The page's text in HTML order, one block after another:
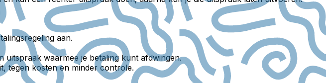
aan.
uitspraak waarmee je betaling kunt afdwingen.
tegen kosten en minder controle.